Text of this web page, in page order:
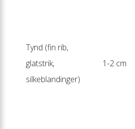
Tynd (fin rib,
glatstrik,
silkeblandinger)
1-2 cm